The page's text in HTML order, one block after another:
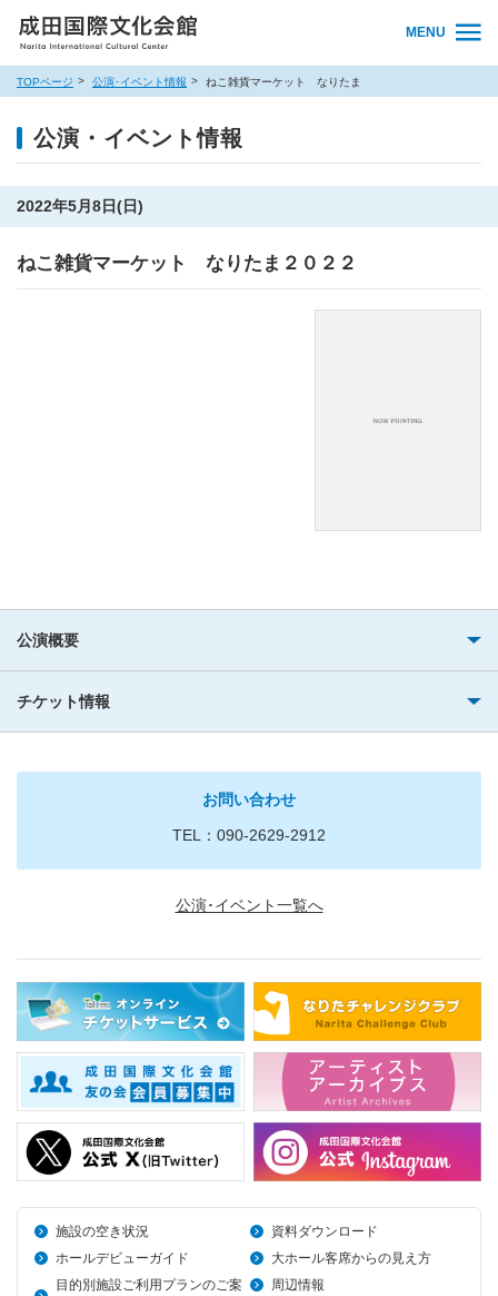
MENU
TOPページ 公演･イベント情報 ねこ雑貨マーケット なりたま
公演・イベント情報
2022年5月8日(日)
ねこ雑貨マーケット なりたま２０２２
公演概要
チケット情報
お問い合わせ
TEL：090-2629-2912
公演･イベント一覧へ
施設の空き状況
資料ダウンロード
ホールデビューガイド
大ホール客席からの見え方
目的別施設ご利用プランのご案
周辺情報